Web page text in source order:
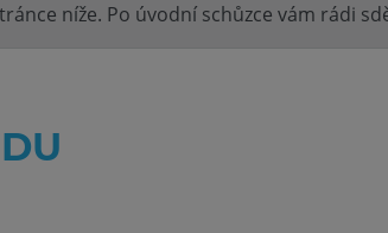
níže. Po úvodní schůzce vám rádi